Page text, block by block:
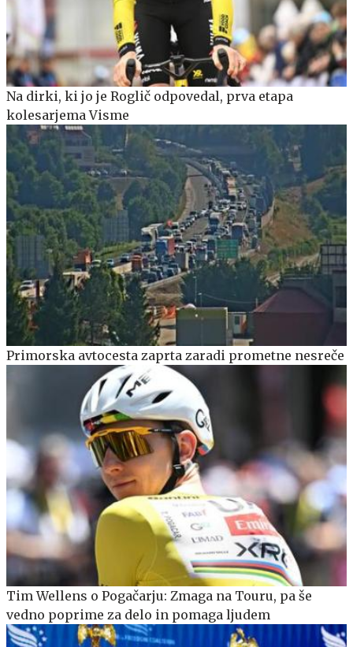
Na dirki, ki jo je Roglič odpovedal, prva etapa
kolesarjema Visme
Primorska avtocesta zaprta zaradi prometne nesreče
Tim Wellens o Pogačarju: Zmaga na Touru, pa še
vedno poprime za delo in pomaga ljudem